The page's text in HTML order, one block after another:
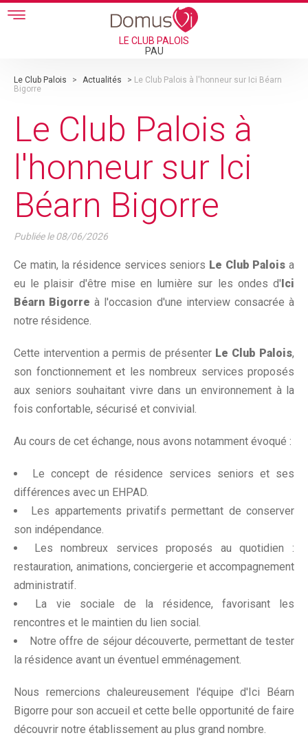
Skip to main content
LE CLUB PALOIS
PAU
Le Club Palois > Actualités > Le Club Palois à l'honneur sur Ici Béarn
Bigorre
Le Club Palois à
l'honneur sur Ici
Béarn Bigorre
Publiée le08/06/2026
Ce matin, la résidence services seniors Le Club Palois a
eu le plaisir d'être mise en lumière sur les ondes d' Ici
Béarn Bigorre à l'occasion d'une interview consacrée à
notre résidence.
Cette intervention a permis de présenter Le Club Palois,
son fonctionnement et les nombreux services proposés
aux seniors souhaitant vivre dans un environnement à la
fois confortable, sécurisé et convivial.
Au cours de cet échange, nous avons notamment évoqué :
Le concept de résidence services seniors et ses
différences avec un EHPAD.
Les appartements privatifs permettant de conserver
son indépendance.
Les nombreux services proposés au quotidien :
restauration, animations, conciergerie et accompagnement
administratif.
La vie sociale de la résidence, favorisant les
rencontres et le maintien du lien social.
Notre offre de séjour découverte, permettant de tester
la résidence avant un éventuel emménagement.
Nous remercions chaleureusement l'équipe d'Ici Béarn
Bigorre pour son accueil et cette belle opportunité de faire
découvrir notre établissement au plus grand nombre.